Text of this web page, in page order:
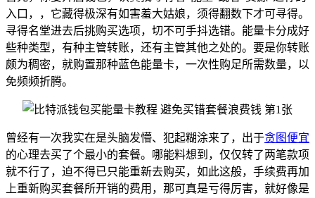
入口，，它藏得极深有如害羞大姑娘，须得翻数下才可寻得。
寻得名堂进去后挑购买选项，切不可手抖选错。能量卡分成好
些种类型，有种主管转账，还有主管其他之处的。要是你转账
颇为稠密，就购置那种蓝色能量卡，一次性购足所需数量，以
免频频折腾。
曾经有一次我实在是头脑发懵、犯起糊涂来了，出于贪图便宜
的心理去买了个最小的套餐。哪能料想到，仅仅转了两笔款项
就不行了，迫不得已只能重新去购买，如此这般，手续费再加
上重新购买套餐所开销的费用，那可真是亏得厉害，就好像是